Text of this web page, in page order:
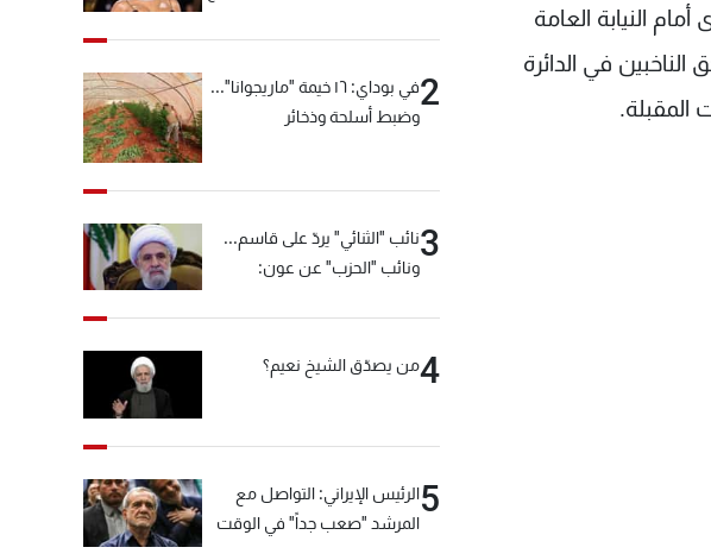
النيابة العامة
الناخبين في الدائرة
المقبلة.
2
في بوداي: ١٦ خيمة "ماريجوانا"...
وضبط أسلحة وذخائر
3نائب "الثنائي" يردّ على قاسم...
ونائب "الحزب" عن عون:
4من يصدّق الشيخ نعيم؟
5الرئيس الإيراني: التواصل مع
المرشد "صعب جداً" في الوقت